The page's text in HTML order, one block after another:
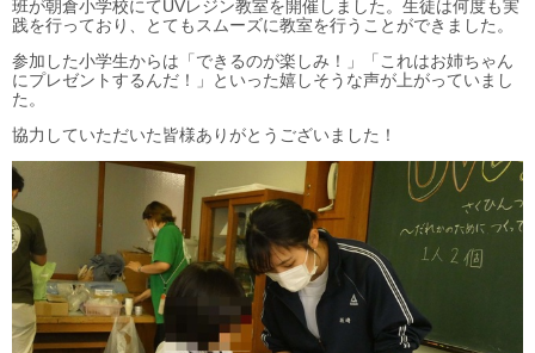
班が朝倉小学校にてUVレジン教室を開催しました。生徒は何度も実
践を行っており、とてもスムーズに教室を行うことができました。
参加した小学生からは「できるのが楽しみ！」「これはお姉ちゃん
にプレゼントするんだ！」といった嬉しそうな声が上がっていまし
た。
協力していただいた皆様ありがとうございました！